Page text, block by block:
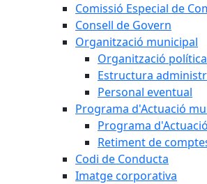
Comissió Especial de
Consell de Govern
Organització municipal
Organització
Estructura
Personal eventual
Programa d'Actuació
Programa
Retiment de
Codi de Conducta
Imatge corporativa